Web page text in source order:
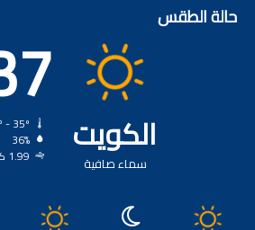
حالة الطقس
الكويت
سماء صافية
36%
1.99 كيلومتر/ساعة